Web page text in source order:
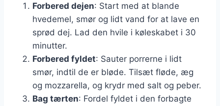
Forbered dejen: Start med at blande
hvedemel, smør og lidt vand for at lave en
sprød dej. Lad den hvile i køleskabet i 30
minutter.
Forbered fyldet: Sauter porrerne i lidt
smør, indtil de er bløde. Tilsæt fløde, æg
og mozzarella, og krydr med salt og peber.
Bag tærten: Fordel fyldet i den forbagte